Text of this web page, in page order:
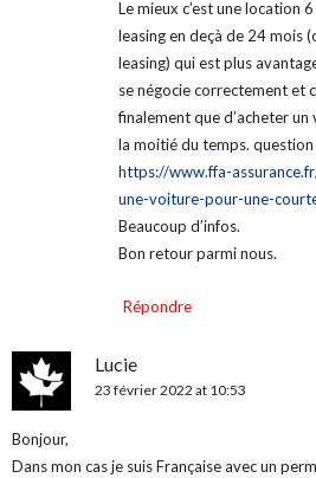
Le mieux c’est une location
leasing en deçà de 24 mois
leasing) qui est plus
se négocie correctement et
finalement que d’acheter
la moitié du temps. question
https://www.ffa-
une-voiture-pour-une-
Beaucoup d’infos.
Bon retour parmi nous.
Répondre
Lucie
23 février 2022 at 10:53
Bonjour,
Dans mon cas je suis Française avec un